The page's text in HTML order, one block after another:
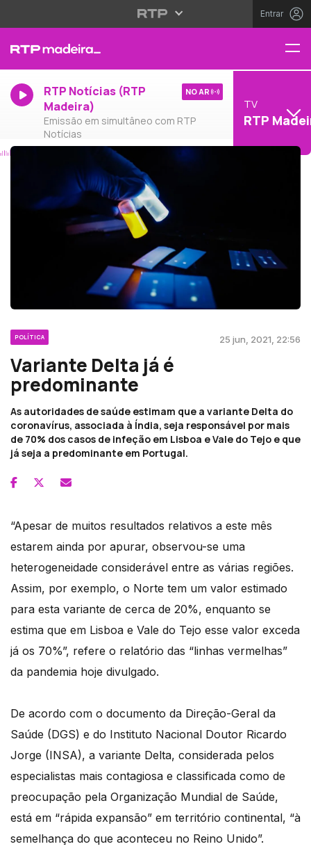
Entrar
RTP Notícias (RTP
Madeira)
Emissão em simultâneo com RTP
Notícias
NO AR
TV
RTP
POLÍTICA 25 jun, 2021, 22:56
Variante Delta já é
predominante
As autoridades de saúde estimam que a variante Delta do
coronavírus, associada à Índia, seja responsável por mais
de 70% dos casos de infeção em Lisboa e Vale do Tejo e que
já seja a predominante em Portugal.
“Apesar de muitos resultados relativos a este mês
estarem ainda por apurar, observou-se uma
heterogeneidade considerável entre as várias regiões.
Assim, por exemplo, o Norte tem um valor estimado
para esta variante de cerca de 20%, enquanto se
estima que em Lisboa e Vale do Tejo esse valor exceda
já os 70%”, refere o relatório das “linhas vermelhas”
da pandemia hoje divulgado.
De acordo com o documento da Direção-Geral da
Saúde (DGS) e do Instituto Nacional Doutor Ricardo
Jorge (INSA), a variante Delta, considerada pelos
especialistas mais contagiosa e classificada como de
preocupação pela Organização Mundial de Saúde,
está em “rápida expansão” em território continental, “à
semelhança do que aconteceu no Reino Unido”.